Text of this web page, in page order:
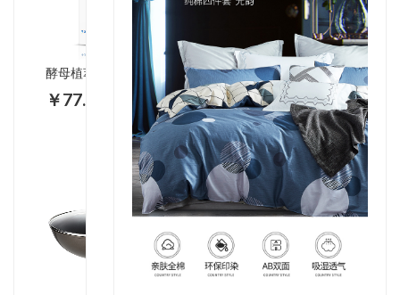
酵母植萃焕能活肤水光乳150ml
￥77.00